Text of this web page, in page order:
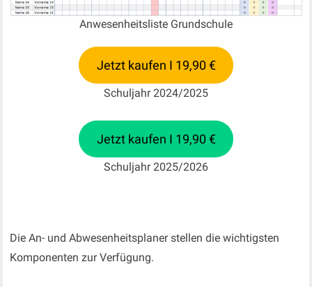
Anwesenheitsliste Grundschule
Jetzt kaufen I 19,90 €
Schuljahr 2024/2025
Jetzt kaufen I 19,90 €
Schuljahr 2025/2026
Die An- und Abwesenheitsplaner stellen die wichtigsten
Komponenten zur Verfügung.